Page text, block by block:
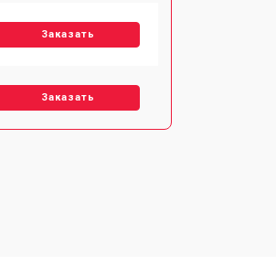
Заказать
Заказать